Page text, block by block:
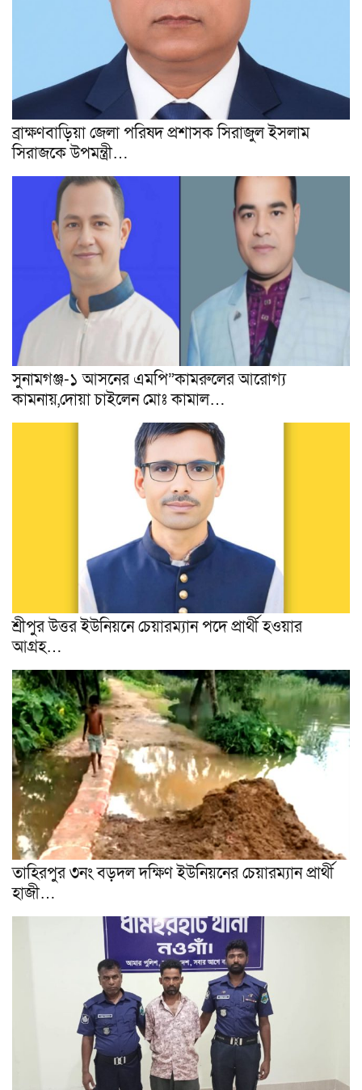
ব্রাক্ষণবাড়িয়া জেলা পরিষদ প্রশাসক সিরাজুল ইসলাম
সিরাজকে উপমন্ত্রী…
সুনামগঞ্জ-১ আসনের এমপি”কামরুলের আরোগ্য
কামনায়,দোয়া চাইলেন মোঃ কামাল…
শ্রীপুর উত্তর ইউনিয়নে চেয়ারম্যান পদে প্রার্থী হওয়ার
আগ্ৰহ…
তাহিরপুর ৩নং বড়দল দক্ষিণ ইউনিয়নের চেয়ারম্যান প্রার্থী
হাজী…